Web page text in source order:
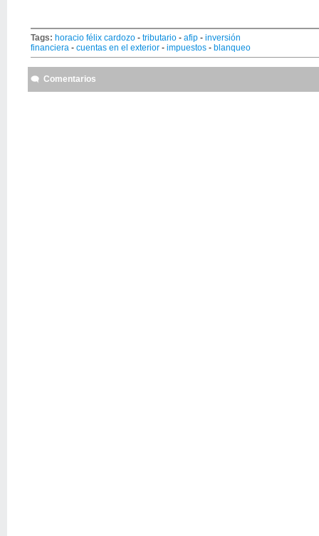
Tags: horacio félix cardozo - tributario - afip - inversión
financiera - cuentas en el exterior - impuestos - blanqueo
Comentarios